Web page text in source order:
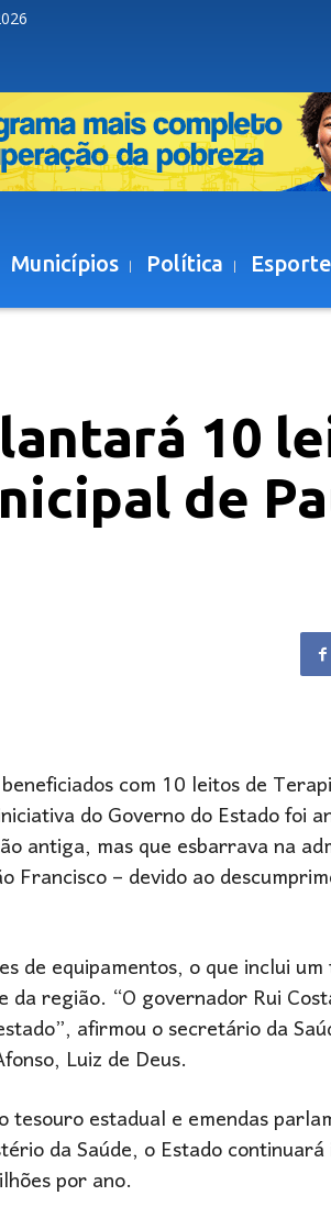
Municípios Política Esporte
10
de
com 10 leitos de
do Governo do Estado foi
antiga, mas que esbarrava na
– devido ao
de equipamentos, o que inclui
região. “O governador Rui
afirmou o secretário da
Luiz de Deus.
estadual e emendas
da Saúde, o Estado
por ano.